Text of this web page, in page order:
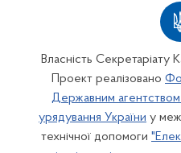
Власність Секретаріату
Проект реалізовано
Державним
урядування України у
технічної допомоги